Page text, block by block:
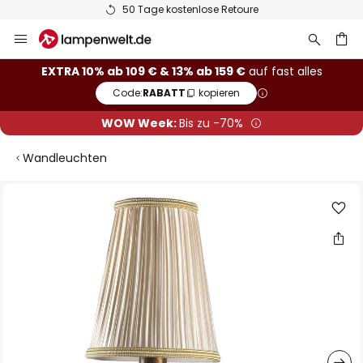
50 Tage kostenlose Retoure
Inhalt
springen
EXTRA 10% ab 109 € & 13% ab 159 €auf fast alles
Code:RABATT kopieren
WOW Week:Bis zu -70%
Wandleuchten